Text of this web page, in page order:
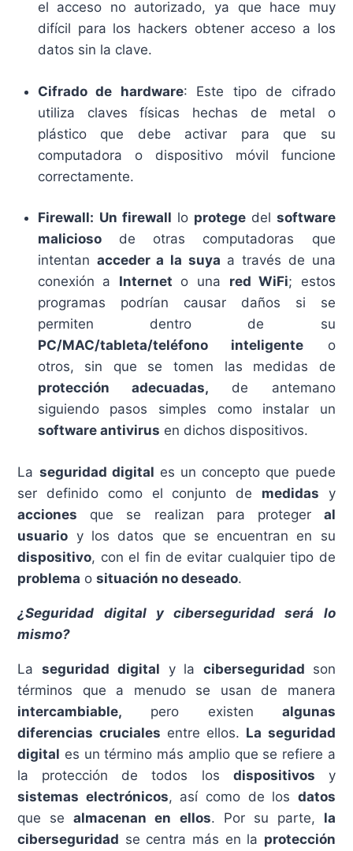
el acceso no autorizado, ya que hace muy
difícil para los hackers obtener acceso a los
datos sin la clave.
Cifrado de hardware: Este tipo de cifrado
utiliza claves físicas hechas de metal o
plástico que debe activar para que su
computadora o dispositivo móvil funcione
correctamente.
Firewall: Un firewall lo protegedel software
maliciosode otras computadoras que
intentan acceder a la suya a través de una
conexión a Internet o una red WiFi; estos
programas podrían causar daños si se
permiten dentro de su
PC/MAC/tableta/teléfono inteligente o
otros, sin que se tomen las medidas de
protección adecuadas, de antemano
siguiendo pasos simples como instalar un
software antivirus en dichos dispositivos.
La seguridad digital es un concepto que puede
ser definido como el conjunto de medidas y
acciones que se realizan para proteger al
usuario y los datos que se encuentran en su
dispositivo, con el fin de evitar cualquier tipo de
problema osituación no deseado.
¿Seguridad digital y ciberseguridadserá lo
mismo?
Laseguridad digital y la ciberseguridad son
términos que a menudo se usan de manera
intercambiable, pero existen algunas
diferencias cruciales entre ellos. La seguridad
digital es un término más amplio que se refiere a
la protección de todos los dispositivos y
sistemas electrónicos, así como de los datos
que sealmacenan en ellos. Por su parte, la
ciberseguridad se centra más en la protección